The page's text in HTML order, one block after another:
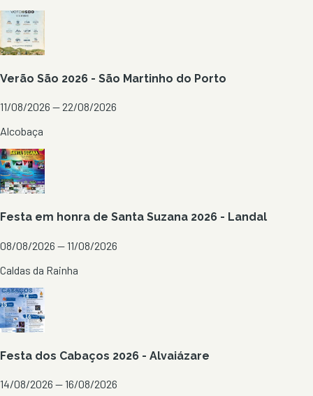
Verão São 2026 - São Martinho do Porto
11/08/2026 — 22/08/2026
Alcobaça
Festa em honra de Santa Suzana 2026 - Landal
08/08/2026 — 11/08/2026
Caldas da Rainha
Festa dos Cabaços 2026 - Alvaiázare
14/08/2026 — 16/08/2026